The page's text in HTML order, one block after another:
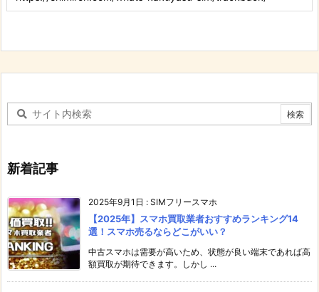
新着記事
2025年9月1日 : SIMフリースマホ
【2025年】スマホ買取業者おすすめランキング14
選！スマホ売るならどこがいい？
中古スマホは需要が高いため、状態が良い端末であれば高
額買取が期待できます。しかし ...